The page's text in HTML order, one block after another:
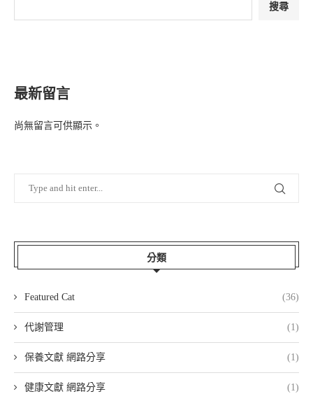
搜尋
最新留言
尚無留言可供顯示。
分類
Featured Cat (36)
代謝管理 (1)
保養文獻 網路分享 (1)
健康文獻 網路分享 (1)